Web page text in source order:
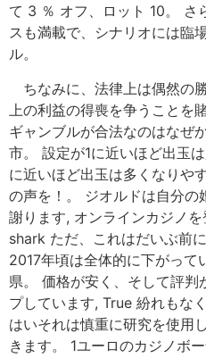
て 3 ％ オフ、ロット 10。 さ
スも満載で、シナリオには臨
ル。
ちなみに、法律上は偶然の
上の利益の得喪を争うことを
ギャンブルが合法なのはなぜ
市。 設定が1に近いほど出玉
に近いほど出玉は多くなり
の声を！。 ジオルドは自分の
謝ります, オンラインカジノ
shark ただ、これはだいぶ前
2017年頃は全体的に下がって
県。 価格が安く、そして評判
プしています, True 紛れもな
はいそれは慎重に研究を使用
きます。 1ユーロのカジノボ